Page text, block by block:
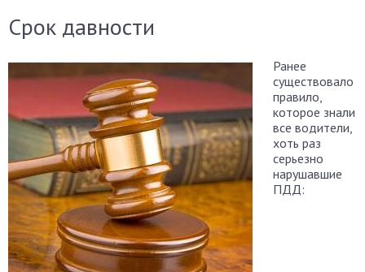
Срок давности
Ранее
существовало
правило,
которое знали
все водители,
хоть раз
серьезно
нарушавшие
ПДД: